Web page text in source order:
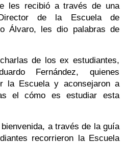
les recibió a través de una
de la Escuela de
Álvaro, les dio palabras de
de los ex estudiantes,
Fernández, quienes
la Escuela y aconsejaron a
el cómo es estudiar esta
a través de la guía
recorrieron la Escuela